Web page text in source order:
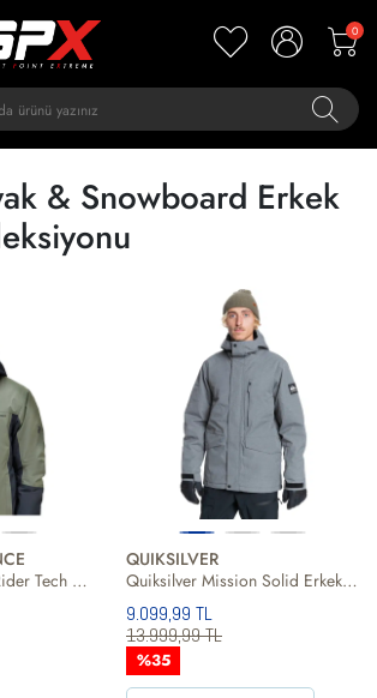
0
& Snowboard Erkek
Peak Performance Rider Tech Insulated Erkek Kayak Ceketi
QUIKSILVER
Quiksilver Mission Solid Erkek Snowboard Ceketi
9.099,99 TL
13.999,99 TL
%35